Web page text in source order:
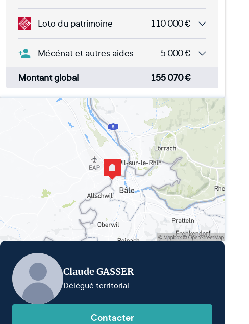
Loto du patrimoine 110 000€
Mécénat et autres aides 5 000€
Montant global 155 070€
Claude GASSER
Délégué territorial
Contacter